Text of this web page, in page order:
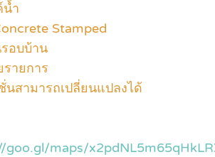
น้ำ
Stamped
อบบ้าน
ายการ
นสามารถเปลี่ยนแปลงได้
goo.gl/maps/